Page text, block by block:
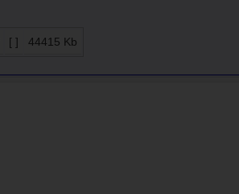
[ ] 44415 Kb